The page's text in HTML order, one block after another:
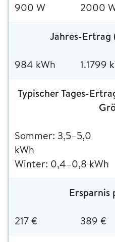
900 W 2000
Jahres-
984 kWh 1.1799
Typischer Tages-
Sommer: 3,5–5,0
kWh
Winter: 0,4–0,8 kWh
Ersparnis
217 € 389 €